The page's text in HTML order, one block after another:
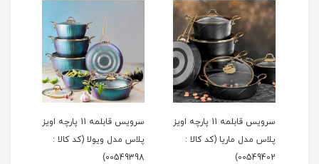
سرویس قابلمه 11 پارچه اویز
پلاس مدل ماریا (کد کالا :
00549402)
سرویس قابلمه 11 پارچه اویز
پلاس مدل ویولا (کد کالا :
00549398)